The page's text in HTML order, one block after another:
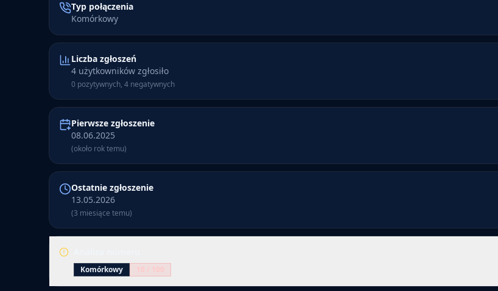
Typ połączenia
Komórkowy
Liczba zgłoszeń
4 użytkowników zgłosiło
0 pozytywnych, 4 negatywnych
Pierwsze zgłoszenie
08.06.2025
(około rok temu)
Ostatnie zgłoszenie
13.05.2026
(3 miesiące temu)
Komórkowy